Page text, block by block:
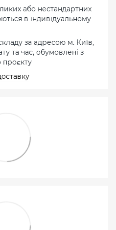
або нестандартних
в індивідуальному
за адресою м. Київ,
та час, обумовлені з